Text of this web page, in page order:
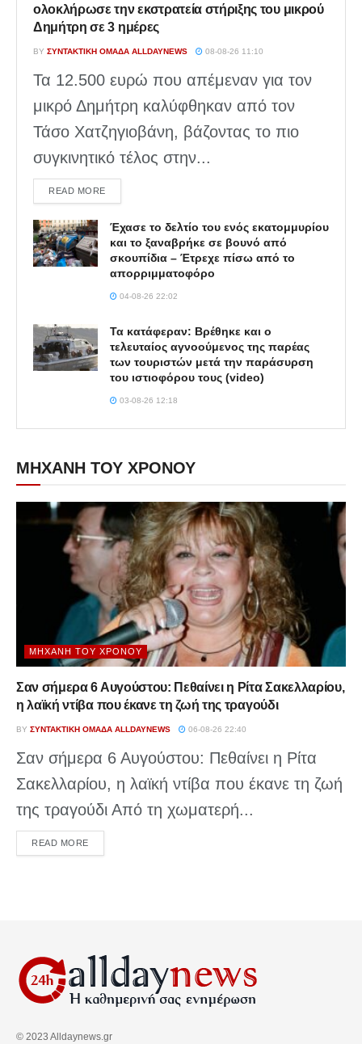
ολοκλήρωσε την εκστρατεία στήριξης του μικρού
Δημήτρη σε 3 ημέρες
BY ΣΥΝΤΑΚΤΙΚΉ ΟΜΆΔΑ ALLDAYNEWS 08-08-26 11:10
Τα 12.500 ευρώ που απέμεναν για τον
μικρό Δημήτρη καλύφθηκαν από τον
Τάσο Χατζηγιοβάνη, βάζοντας το πιο
συγκινητικό τέλος στην...
READ MOREDETAILS
Έχασε το δελτίο του ενός εκατομμυρίου
και το ξαναβρήκε σε βουνό από
σκουπίδια – Έτρεχε πίσω από το
απορριμματοφόρο
04-08-26 22:02
Τα κατάφεραν: Βρέθηκε και ο
τελευταίος αγνοούμενος της παρέας
των τουριστών μετά την παράσυρση
του ιστιοφόρου τους (video)
03-08-26 12:18
ΜΗΧΑΝΗ ΤΟΥ ΧΡΟΝΟΥ
ΜΗΧΑΝΉ ΤΟΥ ΧΡΌΝΟΥ
Σαν σήμερα 6 Αυγούστου: Πεθαίνει η Ρίτα Σακελλαρίου,
η λαϊκή ντίβα που έκανε τη ζωή της τραγούδι
BY ΣΥΝΤΑΚΤΙΚΉ ΟΜΆΔΑ ALLDAYNEWS 06-08-26 22:40
Σαν σήμερα 6 Αυγούστου: Πεθαίνει η Ρίτα
Σακελλαρίου, η λαϊκή ντίβα που έκανε τη ζωή
της τραγούδι Από τη χωματερή...
READ MOREDETAILS
© 2023 Alldaynews.gr